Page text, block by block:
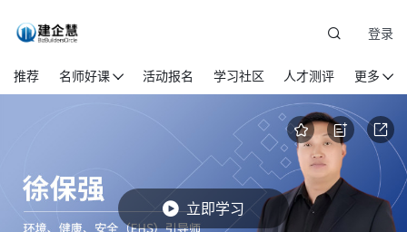
推荐 名师好课 活动报名 学习社区 人才测评 更多
登录
立即学习